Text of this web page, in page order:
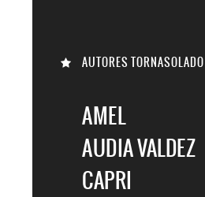
AUTORES TORNASOLADO
AMEL
AUDIA VALDEZ
CAPRI